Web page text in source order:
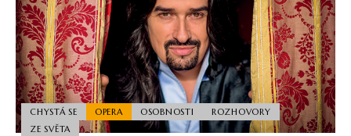
CHYSTÁ SE OPERA OSOBNOSTI
ROZHOVORY
ZE SVĚTA